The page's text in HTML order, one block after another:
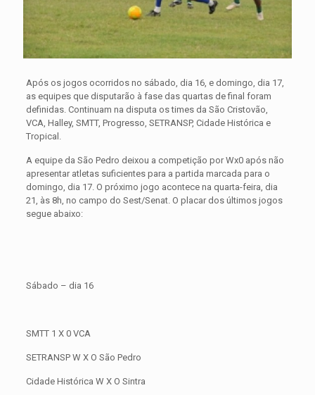
Após os jogos ocorridos no sábado, dia 16, e domingo, dia 17,
as equipes que disputarão à fase das quartas de final foram
definidas. Continuam na disputa os times da São Cristovão,
VCA, Halley, SMTT, Progresso, SETRANSP, Cidade Histórica e
Tropical.
A equipe da São Pedro deixou a competição por Wx0 após não
apresentar atletas suficientes para a partida marcada para o
domingo, dia 17. O próximo jogo acontece na quarta-feira, dia
21, às 8h, no campo do Sest/Senat. O placar dos últimos jogos
segue abaixo:
Sábado – dia 16
SMTT 1 X 0 VCA
SETRANSP W X O São Pedro
Cidade Histórica W X O Sintra